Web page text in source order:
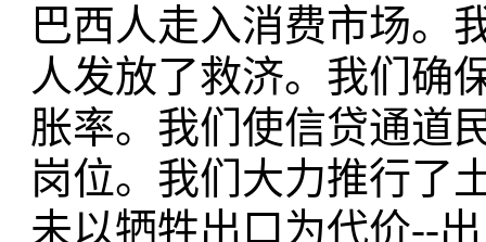
巴西人走入消费市场。
人发放了救济。我们确
胀率。我们使信贷通道
岗位。我们大力推行了
未以牺牲出口为代价--